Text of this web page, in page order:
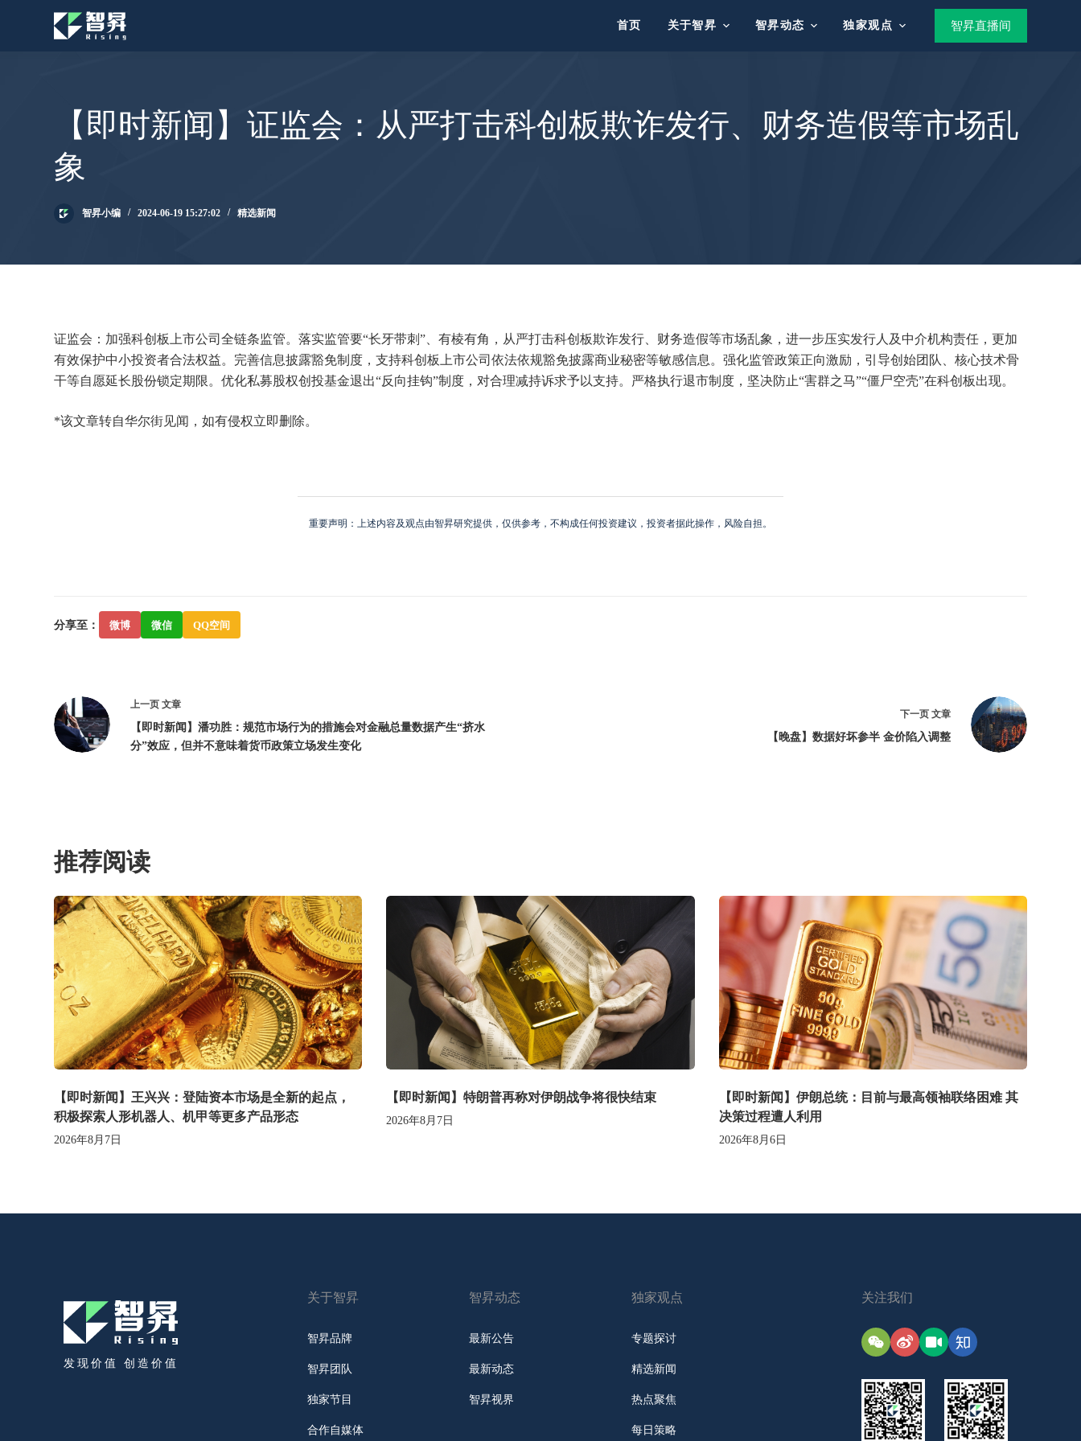
首页 关于智昇 智昇动态 独家观点 智昇直播间
【即时新闻】证监会：从严打击科创板欺诈发行、财务造假等市场乱
象
智昇小编 2024-06-19 15:27:02 精选新闻
证监会：加强科创板上市公司全链条监管。落实监管要“长牙带刺”、有棱有角，从严打击科创板欺诈发行、财务造假等市场乱象，进一步压实发行人及中介机构责任，更加
有效保护中小投资者合法权益。完善信息披露豁免制度，支持科创板上市公司依法依规豁免披露商业秘密等敏感信息。强化监管政策正向激励，引导创始团队、核心技术骨
干等自愿延长股份锁定期限。优化私募股权创投基金退出“反向挂钩”制度，对合理减持诉求予以支持。严格执行退市制度，坚决防止“害群之马”“僵尸空壳”在科创板出现。
*该文章转自华尔街见闻，如有侵权立即删除。
重要声明：上述内容及观点由智昇研究提供，仅供参考，不构成任何投资建议，投资者据此操作，风险自担。
分享至： 微博 微信 QQ空间
上一页文章
【即时新闻】潘功胜：规范市场行为的措施会对金融总量数据产生“挤水
分”效应，但并不意味着货币政策立场发生变化
下一页 文章
【晚盘】数据好坏参半 金价陷入调整
推荐阅读
【即时新闻】王兴兴：登陆资本市场是全新的起点，
积极探索人形机器人、机甲等更多产品形态
2026年8月7日
【即时新闻】特朗普再称对伊朗战争将很快结束
2026年8月7日
【即时新闻】伊朗总统：目前与最高领袖联络困难 其
决策过程遭人利用
2026年8月6日
发现价值 创造价值
关于智昇
智昇品牌
智昇团队
独家节目
合作自媒体
智昇动态
最新公告
最新动态
智昇视界
独家观点
专题探讨
精选新闻
热点聚焦
每日策略
关注我们